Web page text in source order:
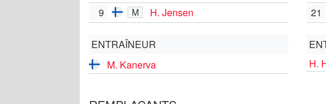
9
M H. Jensen
ENTRAÎNEUR
M. Kanerva
21
H.